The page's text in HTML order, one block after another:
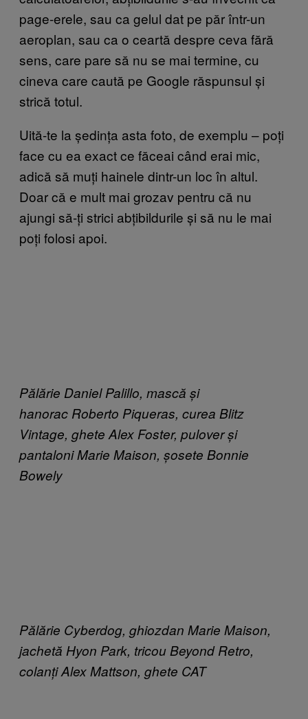
page-erele, sau ca gelul dat pe păr într-un
aeroplan, sau ca o ceartă despre ceva fără
sens, care pare să nu se mai termine, cu
cineva care caută pe Google răspunsul și
strică totul.
Uită-te la ședința asta foto, de exemplu – poți
face cu ea exact ce făceai când erai mic,
adică să muți hainele dintr-un loc în altul.
Doar că e mult mai grozav pentru că nu
ajungi să-ți strici abțibildurile și să nu le mai
poți folosi apoi.​
Pălărie Daniel Palillo, mască și
hanorac Roberto Piqueras, curea Blitz
Vintage, ghete Alex Foster, pulover și
pantaloni Marie Maison, șosete Bonnie
Bowely
Pălărie Cyberdog, ghiozdan Marie Maison,
jachetă Hyon Park, tricou Beyond Retro,
colanți Alex Mattson, ghete CAT